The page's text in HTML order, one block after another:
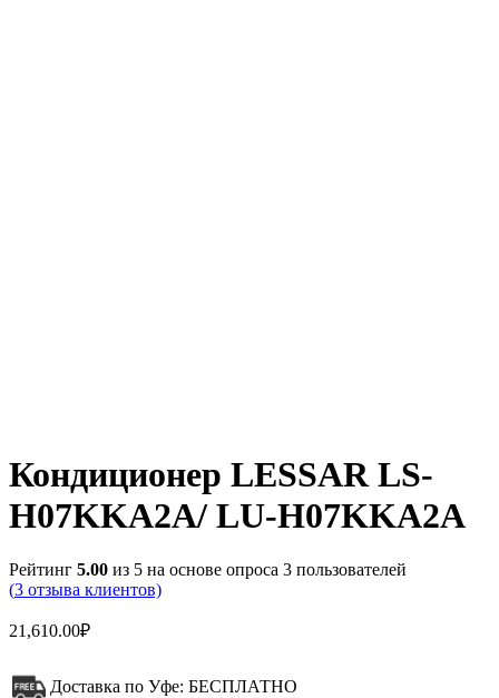
Кондиционер LESSAR LS-
H07KKA2A/ LU-H07KKA2A
Рейтинг 5.00 из 5 на основе опроса 3 пользователей
(3 отзыва клиентов)
21,610.00₽
Доставка по Уфе: БЕСПЛАТНО